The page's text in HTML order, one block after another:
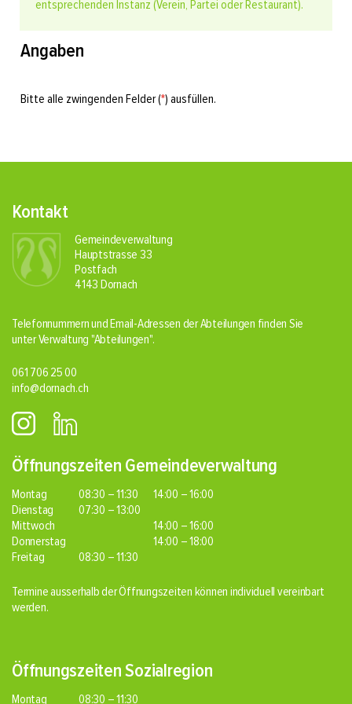
entsprechenden Instanz (Verein, Partei oder Restaurant).
Angaben
Bitte alle zwingenden Felder (*) ausfüllen.
Fusszeile
Kontakt
Gemeindeverwaltung
Hauptstrasse 33
Postfach
4143 Dornach
Telefonnummern und Email-Adressen der Abteilungen finden Sie
unter Verwaltung "Abteilungen".
061 706 25 00
info@dornach.ch
Öffnungszeiten Gemeindeverwaltung
Montag 08:30 – 11:30
14:00 – 16:00
Dienstag
07:30 – 13:00
Mittwoch
14:00 – 16:00
Donnerstag
14:00 – 18:00
Freitag
08:30 – 11:30
Termine ausserhalb der Öffnungszeiten können individuell vereinbart
werden.
Öffnungszeiten Sozialregion
Montag
08:30 – 11:30